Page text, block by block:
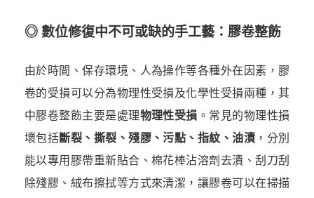
◎ 數位修復中不可或缺的手工藝：膠卷整飭
由於時間、保存環境、人為操作等各種外在因素，膠
卷的受損可以分為物理性受損及化學性受損兩種，其
中膠卷整飭主要是處理物理性受損 。常見的物理性損
壞包括斷裂、撕裂、殘膠、污點、指紋、油漬 ，分別
能以專用膠帶重新貼合、棉花棒沾溶劑去漬、刮刀刮
除殘膠、絨布擦拭等方式來清潔，讓膠卷可以在掃描